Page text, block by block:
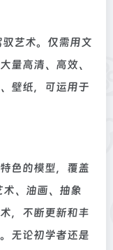
艺术。仅需用文
量高清、高效、
壁纸，可运用于
色的模型，覆盖
、油画、抽象
，不断更新和丰
无论初学者还是